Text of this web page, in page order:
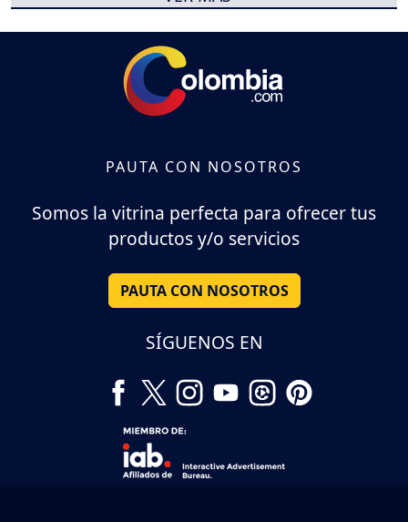
PAUTA CON NOSOTROS
Somos la vitrina perfecta para ofrecer tus
productos y/o servicios
PAUTA CON NOSOTROS
SÍGUENOS EN